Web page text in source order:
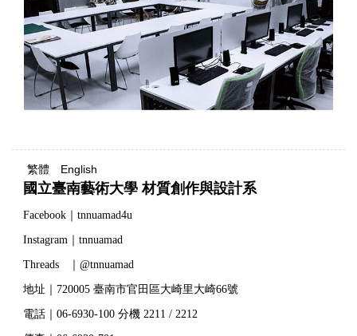
繁體 English
國立臺南藝術大學 材質創作與設計系
Facebook｜tnnuamad4u
Instagram｜tnnuamad
Threads ｜@tnnuamad
地址｜720005 臺南市官田區大崎里大崎66號
電話｜06-6930-100 分機 2211 / 2212